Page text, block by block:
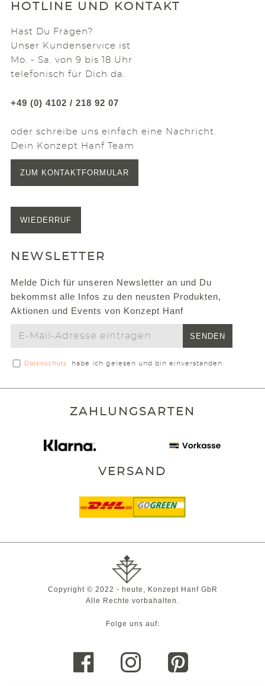
HOTLINE UND KONTAKT
Hast Du Fragen?
Unser Kundenservice ist
Mo. - Sa. von 9 bis 18 Uhr
telefonisch für Dich da.
+49 (0) 4102 / 218 92 07
oder schreibe uns einfach eine Nachricht.
Dein Konzept Hanf Team
ZUM KONTAKTFORMULAR
WIEDERRUF
NEWSLETTER
Melde Dich für unseren Newsletter an und Du
bekommst alle Infos zu den neusten Produkten,
Aktionen und Events von Konzept Hanf
SENDEN
Datenschutz habe ich gelesen und bin einverstanden.
ZAHLUNGSARTEN
VERSAND
Copyright © 2022 - heute, Konzept Hanf GbR
Alle Rechte vorbahalten.
Folge uns auf: